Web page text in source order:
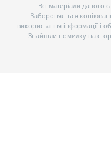
Всі матеріали даного
Забороняється
використання інформації і
Знайшли помилку на